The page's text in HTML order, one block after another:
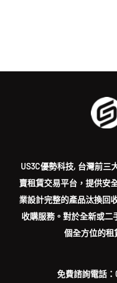
US3C優勢科技, 台灣前
賣租賃交易平台，提供安
業設計完整的產品汰換回
收購服務。對於全新或二
個全方位的租
免費諮詢電話：